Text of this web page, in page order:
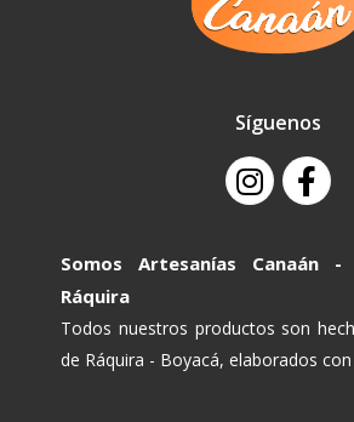
Síguenos
Somos Artesanías Canaán
Ráquira
Todos nuestros productos son
de Ráquira - Boyacá, elaborados